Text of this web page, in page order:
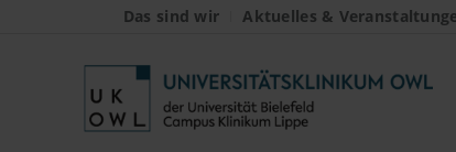
Das sind wir Aktuelles &